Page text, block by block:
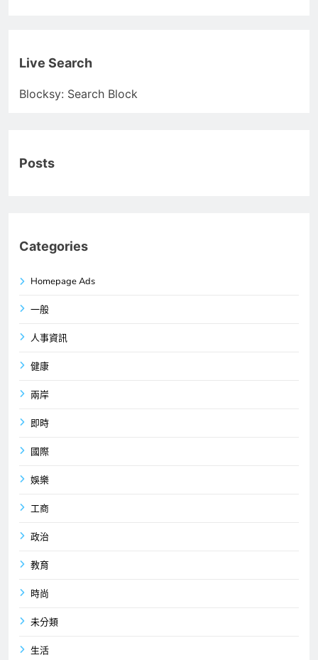
Live Search
Blocksy: Search Block
Posts
Categories
Homepage Ads
一般
人事資訊
健康
兩岸
即時
國際
娛樂
工商
政治
教育
時尚
未分類
生活